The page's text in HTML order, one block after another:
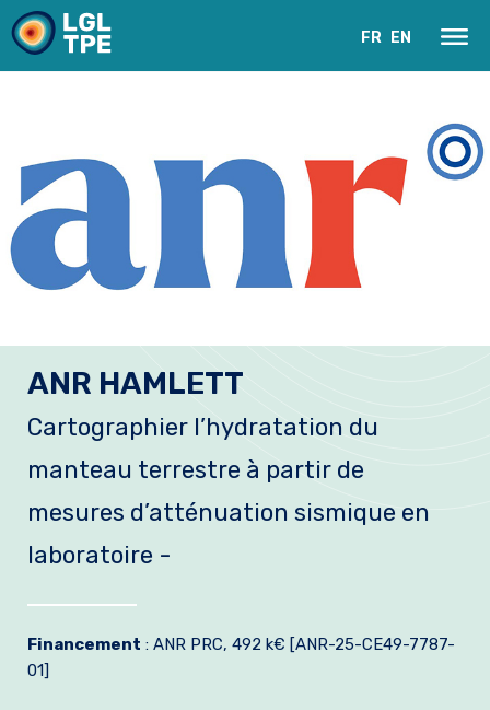
Recherche
Instrumentation
Actualités
Formation et emplois
Infos pratiques
FR EN
ANR HAMLETT
Cartographier l’hydratation du
manteau terrestre à partir de
mesures d’atténuation sismique en
laboratoire -
Financement : ANR PRC, 492 k€ [ANR-25-CE49-7787-
01]